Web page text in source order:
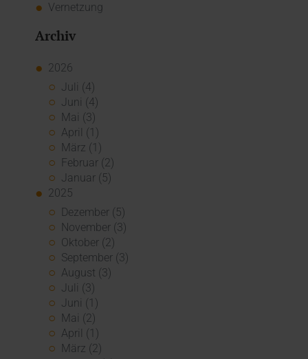
Vernetzung
Archiv
2026
Juli (4)
Juni (4)
Mai (3)
April (1)
März (1)
Februar (2)
Januar (5)
2025
Dezember (5)
November (3)
Oktober (2)
September (3)
August (3)
Juli (3)
Juni (1)
Mai (2)
April (1)
März (2)